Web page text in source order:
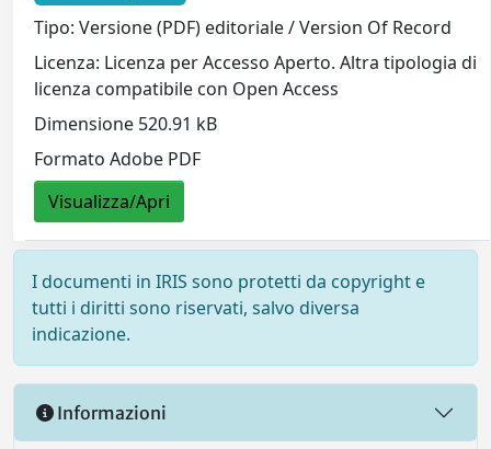
Tipo: Versione (PDF) editoriale / Version Of Record
Licenza: Licenza per Accesso Aperto. Altra tipologia di
licenza compatibile con Open Access
Dimensione 520.91 kB
Formato Adobe PDF
Visualizza/Apri
I documenti in IRIS sono protetti da copyright e
tutti i diritti sono riservati, salvo diversa
indicazione.
Informazioni